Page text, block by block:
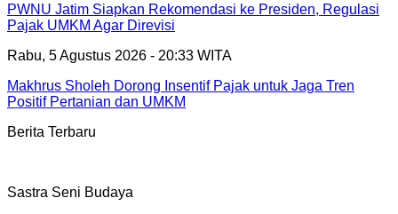
PWNU Jatim Siapkan Rekomendasi ke Presiden, Regulasi
Pajak UMKM Agar Direvisi
Rabu, 5 Agustus 2026 - 20:33 WITA
Makhrus Sholeh Dorong Insentif Pajak untuk Jaga Tren
Positif Pertanian dan UMKM
Berita Terbaru
Sastra Seni Budaya